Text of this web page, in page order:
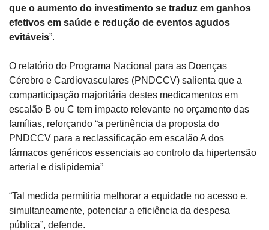
que o aumento do investimento se traduz em ganhos
efetivos em saúde e redução de eventos agudos
evitáveis”.
O relatório do Programa Nacional para as Doenças
Cérebro e Cardiovasculares (PNDCCV) salienta que a
comparticipação majoritária destes medicamentos em
escalão B ou C tem impacto relevante no orçamento das
famílias, reforçando “a pertinência da proposta do
PNDCCV para a reclassificação em escalão A dos
fármacos genéricos essenciais ao controlo da hipertensão
arterial e dislipidemia”
“Tal medida permitiria melhorar a equidade no acesso e,
simultaneamente, potenciar a eficiência da despesa
pública”, defende.